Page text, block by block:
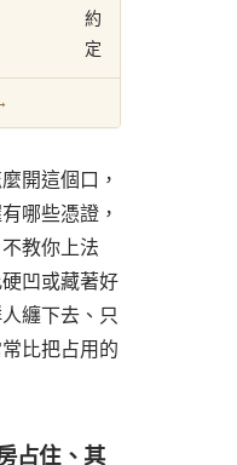
約
定
開這個口，
哪些憑證，
教你上法
凹或藏著好
纏下去、只
比把占用的
占住、其